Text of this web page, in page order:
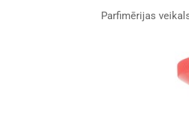
Parfimērijas